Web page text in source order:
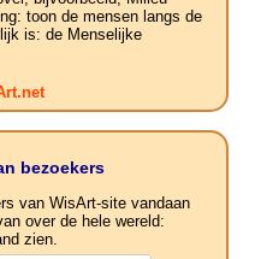
toon de mensen langs de
is: de Menselijke
bezoekers
van WisArt-site vandaan
over de hele wereld:
zien.